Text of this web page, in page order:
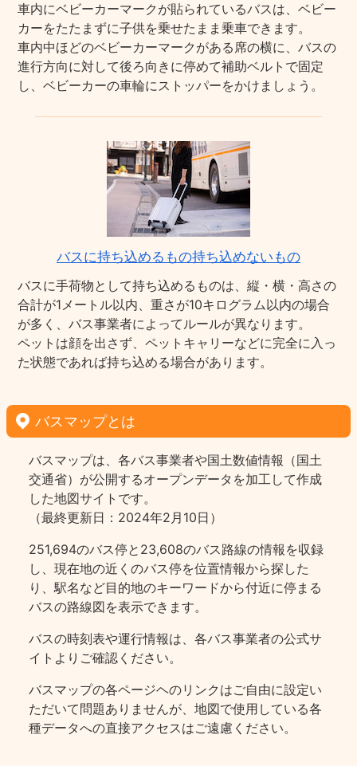
車内にベビーカーマークが貼られているバスは、ベビー
カーをたたまずに子供を乗せたまま乗車できます。
車内中ほどのベビーカーマークがある席の横に、バスの
進行方向に対して後ろ向きに停めて補助ベルトで固定
し、ベビーカーの車輪にストッパーをかけましょう。
バスに持ち込めるもの持ち込めないもの
バスに手荷物として持ち込めるものは、縦・横・高さの
合計が1メートル以内、重さが10キログラム以内の場合
が多く、バス事業者によってルールが異なります。
ペットは顔を出さず、ペットキャリーなどに完全に入っ
た状態であれば持ち込める場合があります。
バスマップとは
バスマップは、各バス事業者や国土数値情報（国土
交通省）が公開するオープンデータを加工して作成
した地図サイトです。
（最終更新日：2024年2月10日）
251,694のバス停と23,608のバス路線の情報を収録
し、現在地の近くのバス停を位置情報から探した
り、駅名など目的地のキーワードから付近に停まる
バスの路線図を表示できます。
バスの時刻表や運行情報は、各バス事業者の公式サ
イトよりご確認ください。
バスマップの各ページヘのリンクはご自由に設定い
ただいて問題ありませんが、地図で使用している各
種データへの直接アクセスはご遠慮ください。